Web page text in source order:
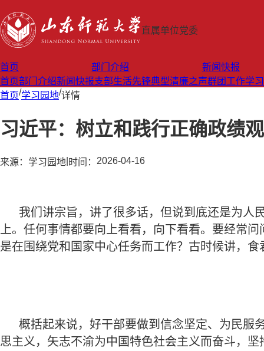
直属单位党委
首页 部门介绍
新闻快报
首页部门介绍新闻快报支部生活先锋典型清廉之声群团工作学
首页/学习园地/详情
习近平：树立和践行正确政绩观
来源： 学习园地 时间： 2026-04-16
我们讲宗旨，讲了很多话，但说到底还是为人
上。任何事情都要向上看看，向下看看。要经常
是在围绕党和国家中心任务而工作？古时候讲，
概括起来说，好干部要做到信念坚定、为民服
思主义，矢志不渝为中国特色社会主义而奋斗，